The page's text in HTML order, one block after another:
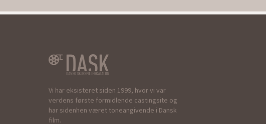
Vi har eksisteret siden 1999, hvor vi var
verdens første formidlende castingsite og
har sidenhen været toneangivende i Dansk
film.